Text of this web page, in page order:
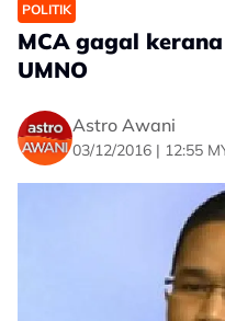
POLITIK
MCA gagal
UMNO
Astro Awani
03/12/2016 | 12:55